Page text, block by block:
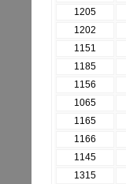
1205
1202
1151
1185
1156
1065
1165
1166
1145
1315